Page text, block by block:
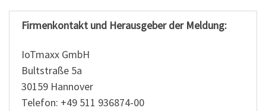
Firmenkontakt und Herausgeber der Meldung:
IoTmaxx GmbH
Bultstraße 5a
30159 Hannover
Telefon: +49 511 936874-00